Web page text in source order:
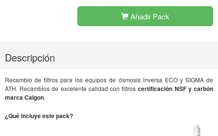
Añadir Pack
Descripción
Recambio de filtros para los equipos de ósmosis inversa ECO y SIGMA de
ATH. Recambios de excelente calidad con filtroscertificación NSF y carbón
marca Calgon.
¿Qué incluye este pack?